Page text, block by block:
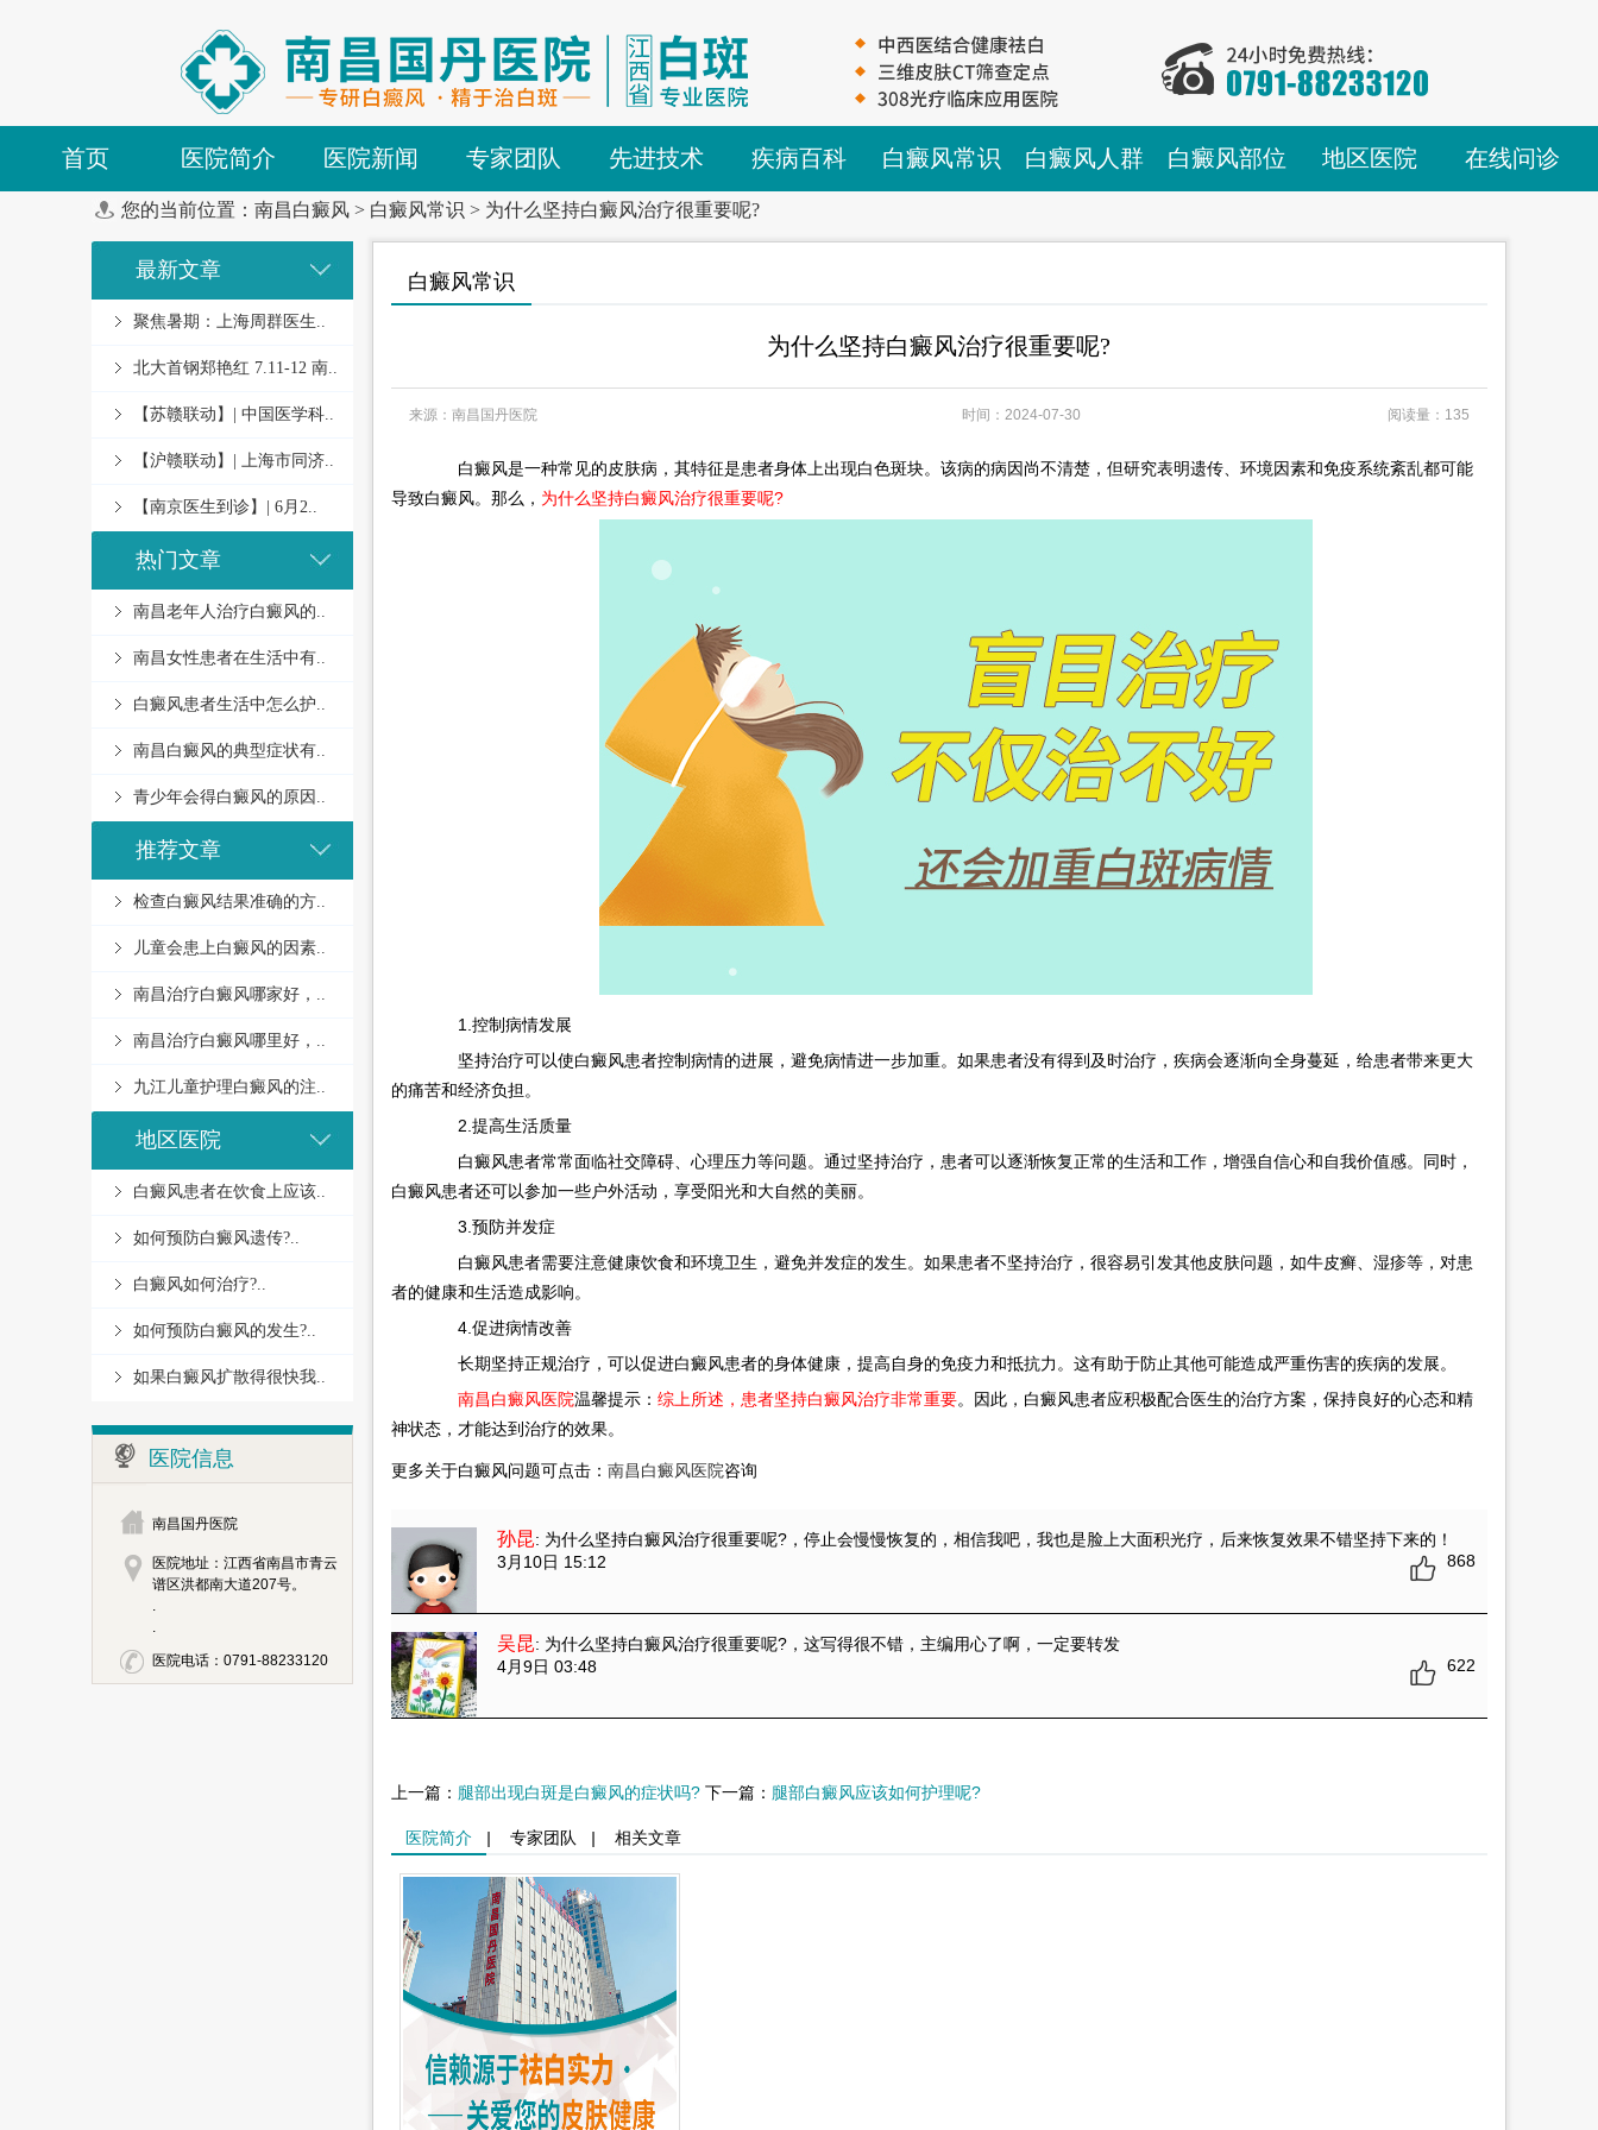
首页 医院简介 医院新闻 专家团队 先进技术 疾病百科 白癜风常识 白癜风人群 白癜风部位 地区医院 在线问诊
您的当前位置： 南昌白癜风 > 白癜风常识 > 为什么坚持白癜风治疗很重要呢?
最新文章
聚焦暑期：上海周群医生..
北大首钢郑艳红 7.11-12 南..
【苏赣联动】| 中国医学科..
【沪赣联动】| 上海市同济..
【南京医生到诊】| 6月2..
热门文章
南昌老年人治疗白癜风的..
南昌女性患者在生活中有..
白癜风患者生活中怎么护..
南昌白癜风的典型症状有..
青少年会得白癜风的原因..
推荐文章
检查白癜风结果准确的方..
儿童会患上白癜风的因素..
南昌治疗白癜风哪家好，..
南昌治疗白癜风哪里好，..
九江儿童护理白癜风的注..
地区医院
白癜风患者在饮食上应该..
如何预防白癜风遗传?..
白癜风如何治疗?..
如何预防白癜风的发生?..
如果白癜风扩散得很快我..
医院信息
南昌国丹医院
医院地址：江西省南昌市青云
谱区洪都南大道207号。
.
.
医院电话：0791-88233120
白癜风常识
为什么坚持白癜风治疗很重要呢?
来源：南昌国丹医院 时间：2024-07-30 阅读量：135
白癜风是一种常见的皮肤病，其特征是患者身体上出现白色斑块。该病的病因尚不清楚，但研究表明遗传、环境因素和免疫系统紊乱都可能
导致白癜风。那么， 为什么坚持白癜风治疗很重要呢?
1.控制病情发展
坚持治疗可以使白癜风患者控制病情的进展，避免病情进一步加重。如果患者没有得到及时治疗，疾病会逐渐向全身蔓延，给患者带来更大
的痛苦和经济负担。
2.提高生活质量
白癜风患者常常面临社交障碍、心理压力等问题。通过坚持治疗，患者可以逐渐恢复正常的生活和工作，增强自信心和自我价值感。同时，
白癜风患者还可以参加一些户外活动，享受阳光和大自然的美丽。
3.预防并发症
白癜风患者需要注意健康饮食和环境卫生，避免并发症的发生。如果患者不坚持治疗，很容易引发其他皮肤问题，如牛皮癣、湿疹等，对患
者的健康和生活造成影响。
4.促进病情改善
长期坚持正规治疗，可以促进白癜风患者的身体健康，提高自身的免疫力和抵抗力。这有助于防止其他可能造成严重伤害的疾病的发展。
南昌白癜风医院温馨提示： 综上所述，患者坚持白癜风治疗非常重要。因此，白癜风患者应积极配合医生的治疗方案，保持良好的心态和精
神状态，才能达到治疗的效果。
更多关于白癜风问题可点击： 南昌白癜风医院咨询
孙昆: 为什么坚持白癜风治疗很重要呢? ，停止会慢慢恢复的，相信我吧，我也是脸上大面积光疗，后来恢复效果不错坚持下来的！
3月10日 15:12
868
吴昆: 为什么坚持白癜风治疗很重要呢? ，这写得很不错，主编用心了啊，一定要转发
4月9日 03:48
622
上一篇： 腿部出现白斑是白癜风的症状吗?下一篇： 腿部白癜风应该如何护理呢?
医院简介 | 专家团队 | 相关文章